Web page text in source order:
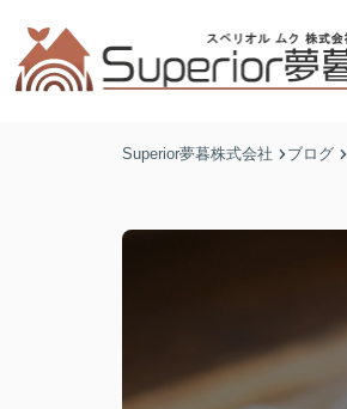
Superior夢暮株式会社 ブログ